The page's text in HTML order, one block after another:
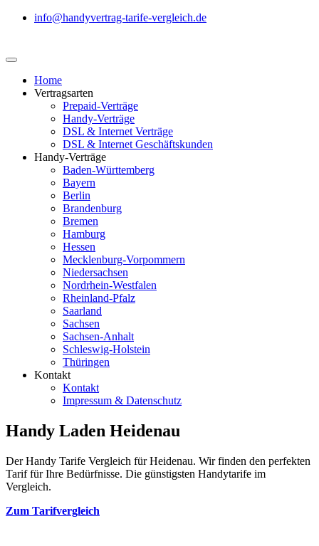
info@handyvertrag-tarife-vergleich.de
Home
Vertragsarten
Prepaid-Verträge
Handy-Verträge
DSL & Internet Verträge
DSL & Internet Geschäftskunden
Handy-Verträge
Baden-Württemberg
Bayern
Berlin
Brandenburg
Bremen
Hamburg
Hessen
Mecklenburg-Vorpommern
Niedersachsen
Nordrhein-Westfalen
Rheinland-Pfalz
Saarland
Sachsen
Sachsen-Anhalt
Schleswig-Holstein
Thüringen
Kontakt
Kontakt
Impressum & Datenschutz
Handy Laden Heidenau
Der Handy Tarife Vergleich für Heidenau. Wir finden den perfekten
Tarif für Ihre Bedürfnisse. Die günstigsten Handytarife im
Vergleich.
Zum Tarifvergleich